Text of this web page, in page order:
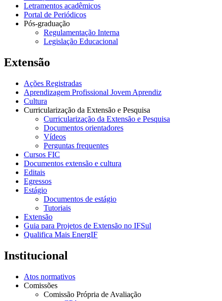
Letramentos acadêmicos
Portal de Periódicos
Pós-graduação
Regulamentação Interna
Legislação Educacional
Extensão
Ações Registradas
Aprendizagem Profissional Jovem Aprendiz
Cultura
Curricularização da Extensão e Pesquisa
Curricularização da Extensão e Pesquisa
Documentos orientadores
Vídeos
Perguntas frequentes
Cursos FIC
Documentos extensão e cultura
Editais
Egressos
Estágio
Documentos de estágio
Tutoriais
Extensão
Guia para Projetos de Extensão no IFSul
Qualifica Mais EnergIF
Institucional
Atos normativos
Comissões
Comissão Própria de Avaliação